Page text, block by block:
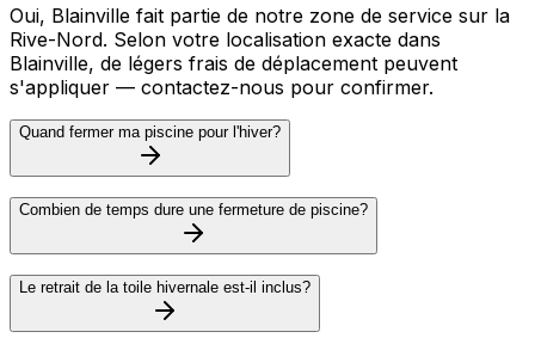
Oui, Blainville fait partie de notre zone de service sur la
Rive-Nord. Selon votre localisation exacte dans
Blainville, de légers frais de déplacement peuvent
s'appliquer — contactez-nous pour confirmer.
Quand fermer ma piscine pour l'hiver?
Combien de temps dure une fermeture de piscine?
Le retrait de la toile hivernale est-il inclus?